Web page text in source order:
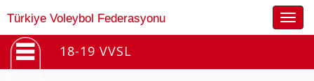
Türkiye Voleybol Federasyonu
18-19 VVSL